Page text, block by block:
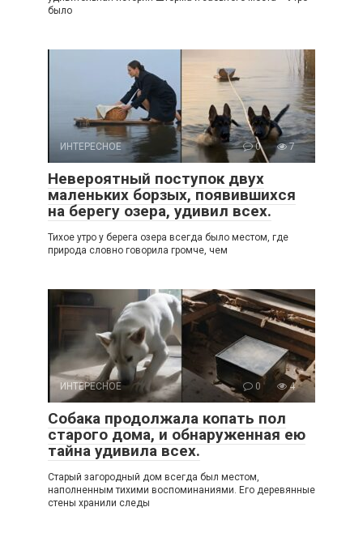
было
ИНТЕРЕСНОЕ 0 7
Невероятный поступок двух
маленьких борзых, появившихся
на берегу озера, удивил всех.
Тихое утро у берега озера всегда было местом, где
природа словно говорила громче, чем
ИНТЕРЕСНОЕ 0 4
Собака продолжала копать пол
старого дома, и обнаруженная ею
тайна удивила всех.
Старый загородный дом всегда был местом,
наполненным тихими воспоминаниями. Его деревянные
стены хранили следы